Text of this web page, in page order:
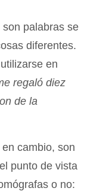
son palabras se
diferentes.
en
regaló diez
de la
en cambio, son
punto de vista
o no: